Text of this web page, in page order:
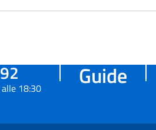
18:30 Guide